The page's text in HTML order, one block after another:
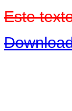
Este